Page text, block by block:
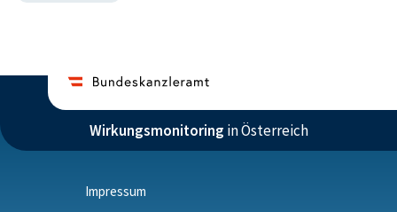
aus den genannten Bereichen in internationalen
Aktivitäten zu unterstützen und zu fördern.
Pandemiebedingt konnte das Ziel weiterhin nicht erreicht
werden.
von COVID-19 ab, haben sich im Beobachtungszeitraum
2021 somit keine generellen Änderungen im Umfeld des
Wirkungsmonitoring in Österreich
Impressum